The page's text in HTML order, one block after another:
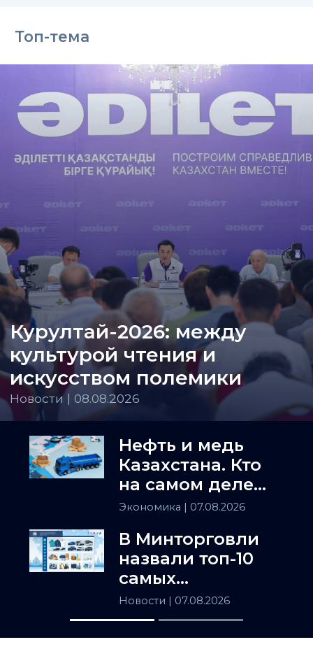
Топ-тема
Курултай-2026: между
культурой чтения и
искусством полемики
Новости | 08.08.2026
Нефть и медь
Казахстана. Кто
на самом деле
держит
Азию
Экономика | 07.08.2026
В Минторговли
назвали топ-10
самых
популярных
товаров в
Казахстане
Новости | 07.08.2026